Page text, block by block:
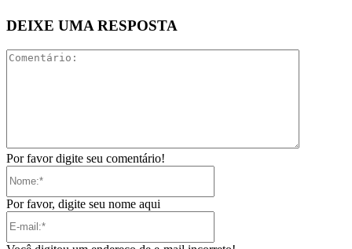
DEIXE UMA RESPOSTA
Por favor digite seu comentário!
Por favor, digite seu nome aqui